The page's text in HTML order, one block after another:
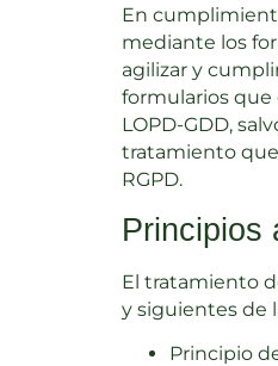
En
mediante los
agilizar y
formularios que
LOPD-GDD,
tratamiento que
RGPD.
Principios
El tratamiento
y siguientes de
Principio